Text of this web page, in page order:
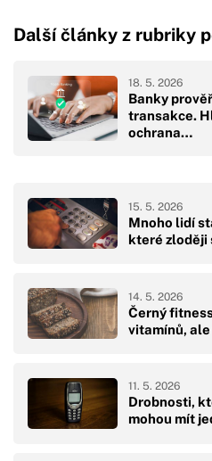
Další články z rubriky
Banky
transakce.
ochrana…
18. 5. 2026
Mnoho lidí
které zloději
15. 5. 2026
Černý
vitamínů,
14. 5. 2026
Drobnosti,
mohou mít
11. 5. 2026